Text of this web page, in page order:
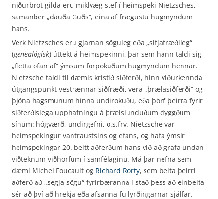
niðurbrot gilda eru miklvæg stef í heimspeki Nietzsches,
samanber „dauða Guðs“, eina af frægustu hugmyndum
hans.
Verk Nietzsches eru gjarnan söguleg eða „sifjafræðileg“
(genealógísk) úttekt á heimspekinni, þar sem hann taldi sig
„fletta ofan af“ ýmsum forpokuðum hugmyndum hennar.
Nietzsche taldi til dæmis kristið siðferði, hinn viðurkennda
útgangspunkt vestrænnar siðfræði, vera „þrælasiðferði“ og
þjóna hagsmunum hinna undirokuðu, eða þörf þeirra fyrir
siðferðislega upphafningu á þræls­lunduðum dyggðum
sínum: hógværð, undirgefni, o.s.frv. Nietzsche var
heimspekingur vantrausts­ins og efans, og hafa ýmsir
heimspekingar 20. beitt aðferðum hans við að grafa undan
viðteknum viðhorfum í samfélaginu. Má þar nefna sem
dæmi Michel Foucault og Richard Rorty, sem beita þeirri
aðferð að „segja sögu“ fyrirbæranna í stað þess að einbeita
sér að því að hrekja eða af­sanna fullyrðingarnar sjálfar.